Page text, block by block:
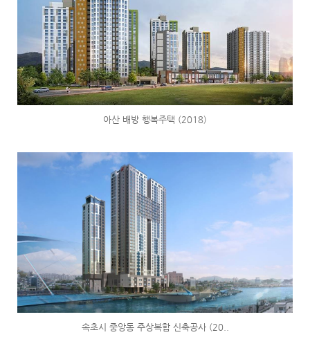
아산 배방 행복주택 (2018)
속초시 중앙동 주상복합 신축공사 (20..